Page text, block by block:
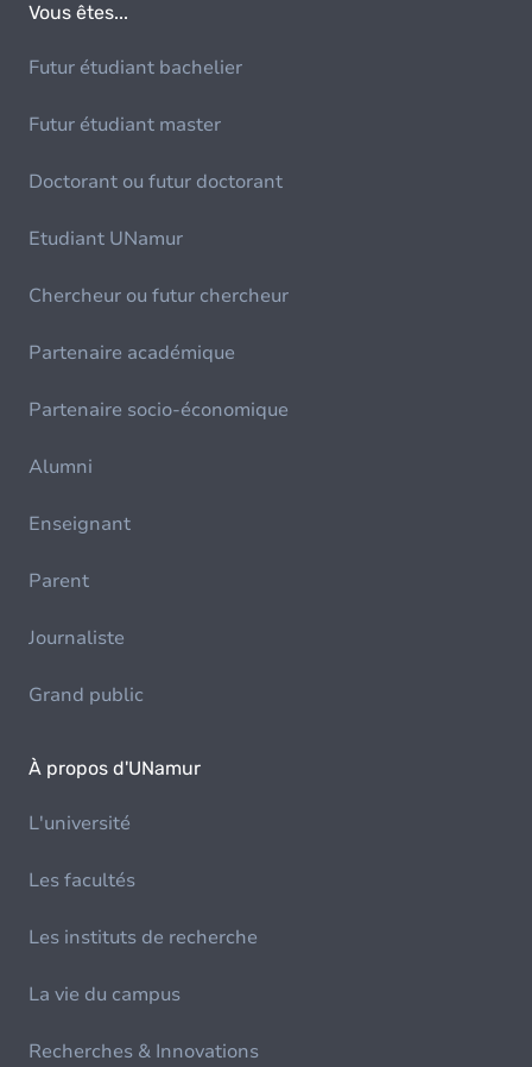
Vous êtes...
Futur étudiant bachelier
Futur étudiant master
Doctorant ou futur doctorant
Etudiant UNamur
Chercheur ou futur chercheur
Partenaire académique
Partenaire socio-économique
Alumni
Enseignant
Parent
Journaliste
Grand public
À propos d'UNamur
L'université
Les facultés
Les instituts de recherche
La vie du campus
Recherches & Innovations